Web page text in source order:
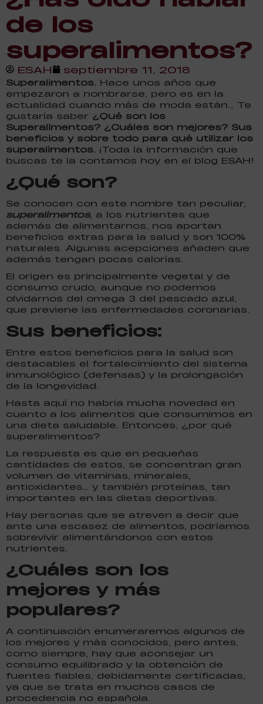
de los
superalimentos?
ESAH septiembre 11, 2018
Superalimentos. Hace unos años que
empezaron a nombrarse, pero es en la
actualidad cuando más de moda están… Te
gustaría saber ¿Qué son los
Superalimentos? ¿Cuáles son mejores? Sus
beneficios y sobre todo para qué utilizar los
superalimentos. ¡Toda la información que
buscas te la contamos hoy en el blog ESAH!
¿Qué son?
Se conocen con este nombre tan peculiar,
superalimentos, a los nutrientes que
además de alimentarnos, nos aportan
beneficios extras para la salud y son 100%
naturales. Algunas acepciones añaden que
además tengan pocas calorías.
El origen es principalmente vegetal y de
consumo crudo, aunque no podemos
olvidarnos del omega 3 del pescado azul,
que previene las enfermedades coronarias.
Sus beneficios:
Entre estos beneficios para la salud son
destacables el fortalecimiento del sistema
inmunológico (defensas) y la prolongación
de la longevidad.
Hasta aquí no habría mucha novedad en
cuanto a los alimentos que consumimos en
una dieta saludable. Entonces, ¿por qué
superalimentos?
La respuesta es que en pequeñas
cantidades de estos, se concentran gran
volumen de vitaminas, minerales,
antioxidantes… y también proteínas, tan
importantes en las dietas deportivas.
Hay personas que se atreven a decir que
ante una escasez de alimentos, podríamos
sobrevivir alimentándonos con estos
nutrientes.
¿Cuáles son los
mejores y más
populares?
A continuación enumeraremos algunos de
los mejores y más conocidos, pero antes,
como siempre, hay que aconsejar un
consumo equilibrado y la obtención de
fuentes fiables, debidamente certificadas,
ya que se trata en muchos casos de
procedencia no española.